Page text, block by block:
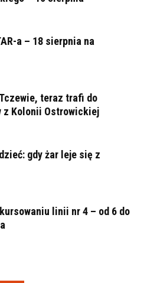
a – 18 sierpnia na
Tczewie, teraz trafi do
z Kolonii Ostrowickiej
gdy żar leje się z
linii nr 4 – od 6 do